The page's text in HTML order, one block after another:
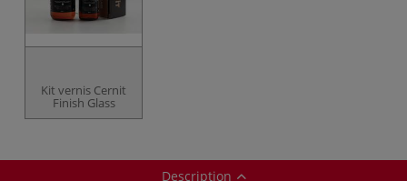
Kit vernis Cernit
Finish Glass
Description